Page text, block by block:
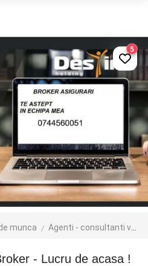
munca Agenti - consultanti vanzari
5
- Lucru de acasa !